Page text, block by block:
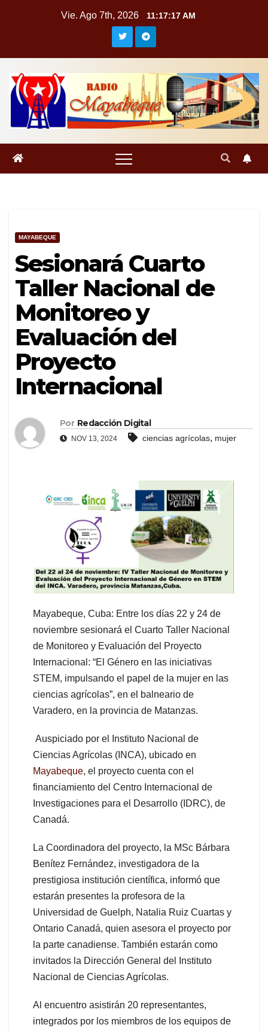
Vie. Ago 7th, 2026 11:17:18 AM
MAYABEQUE
Sesionará Cuarto
Taller Nacional de
Monitoreo y
Evaluación del
Proyecto
Internacional
Por Redacción Digital
NOV 13, 2024 ciencias agrícolas, mujer
Mayabeque, Cuba: Entre los días 22 y 24 de
noviembre sesionará el Cuarto Taller Nacional
de Monitoreo y Evaluación del Proyecto
Internacional: “El Género en las iniciativas
STEM, impulsando el papel de la mujer en las
ciencias agrícolas”, en el balneario de
Varadero, en la provincia de Matanzas.
Auspiciado por el Instituto Nacional de
Ciencias Agrícolas (INCA), ubicado en
Mayabeque, el proyecto cuenta con el
financiamiento del Centro Internacional de
Investigaciones para el Desarrollo (IDRC), de
Canadá.
La Coordinadora del proyecto, la MSc Bárbara
Benítez Fernández, investigadora de la
prestigiosa institución científica, informó que
estarán presentes la profesora de la
Universidad de Guelph, Natalia Ruiz Cuartas y
Ontario Canadá, quien asesora el proyecto por
la parte canadiense. También estarán como
invitados la Dirección General del Instituto
Nacional de Ciencias Agrícolas.
Al encuentro asistirán 20 representantes,
integrados por los miembros de los equipos de